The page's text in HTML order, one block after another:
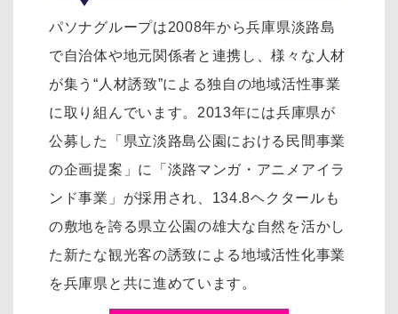
パソナグループは2008年から兵庫県淡路島
で自治体や地元関係者と連携し、様々な人材
が集う“人材誘致”による独自の地域活性事業
に取り組んでいます。2013年には兵庫県が
公募した「県立淡路島公園における民間事業
の企画提案」に「淡路マンガ・アニメアイラ
ンド事業」が採用され、134.8ヘクタールも
の敷地を誇る県立公園の雄大な自然を活かし
た新たな観光客の誘致による地域活性化事業
を兵庫県と共に進めています。